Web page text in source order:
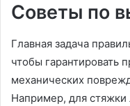
Советы по
Главная задача
чтобы гарантировать
механических
Например, для стяжки